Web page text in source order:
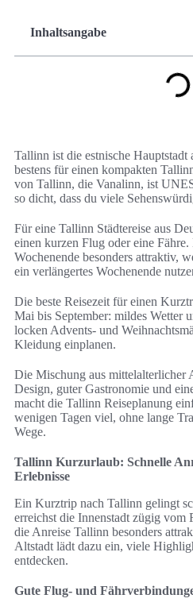
Inhaltsangabe
Tallinn ist die estnische Hauptstadt
bestens für einen kompakten
von Tallinn, die Vanalinn, ist
so dicht, dass du viele
Für eine Tallinn Städtereise aus
einen kurzen Flug oder eine
Wochenende besonders attraktiv,
ein verlängertes Wochenende
Die beste Reisezeit für einen
Mai bis September: mildes Wetter
locken Advents- und
Kleidung einplanen.
Die Mischung aus mittelalterlicher
Design, guter Gastronomie und
macht die Tallinn Reiseplanung
wenigen Tagen viel, ohne lange
Wege.
Tallinn Kurzurlaub: Schnelle
Erlebnisse
Ein Kurztrip nach Tallinn gelingt
erreichst die Innenstadt zügig
die Anreise Tallinn besonders
Altstadt lädt dazu ein, viele
entdecken.
Gute Flug- und